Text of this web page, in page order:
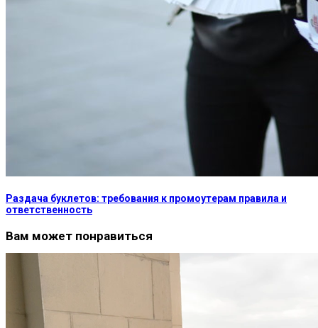
Раздача буклетов: требования к промоутерам правила и
ответственность
Вам может понравиться